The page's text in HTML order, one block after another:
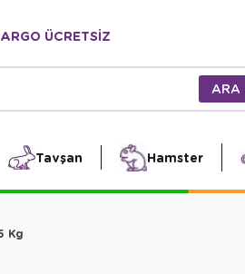
ÜCRETSİZ
Tavşan Hamster
Kg